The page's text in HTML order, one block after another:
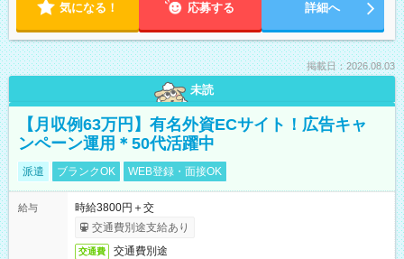
気になる！ 応募する 詳細へ
掲載日：2026.08.03
未読
【月収例63万円】有名外資ECサイト！広告キャ
ンペーン運用＊50代活躍中
派遣 ブランクOK WEB登録・面接OK
給与
時給3800円＋交
交通費別途支給あり
交通費 交通費別途